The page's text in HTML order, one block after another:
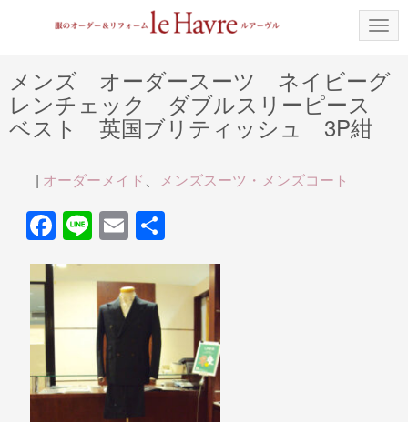
N
a
i
g
メンズ オーダースーツ ネイビーグ
レンチェック ダブルスリーピース
ベスト 英国ブリティッシュ 3P紺
| オーダーメイド、 メンズスーツ・メンズコート
F
a
c
e
b
o
o
Li
n
e
E
m
ail
有